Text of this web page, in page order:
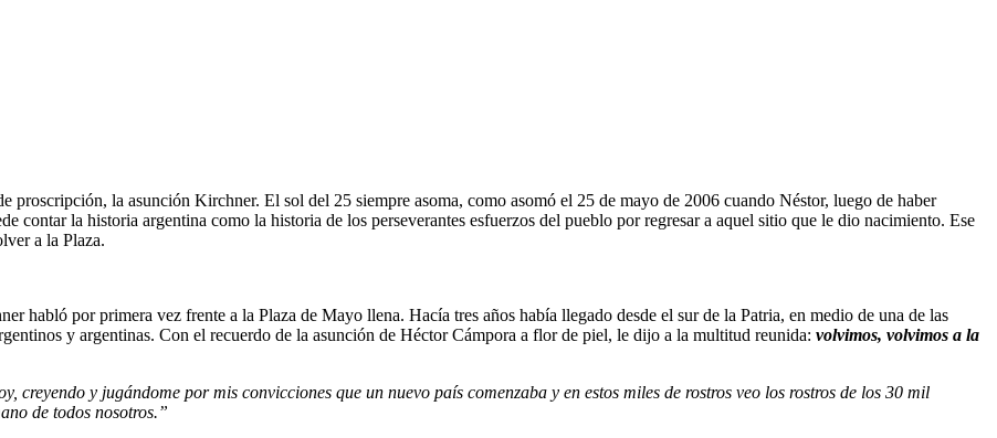
la asunción Kirchner. El sol del 25 siempre asoma, como asomó el 25 de mayo de 2006 cuando Néstor, luego de haber
contar la historia argentina como la historia de los perseverantes esfuerzos del pueblo por regresar a aquel sitio que le dio nacimiento. Ese
a la Plaza.
habló por primera vez frente a la Plaza de Mayo llena. Hacía tres años había llegado desde el sur de la Patria, en medio de una de las
y argentinas. Con el recuerdo de la asunción de Héctor Cámpora a flor de piel, le dijo a la multitud reunida: volvimos, volvimos a la
creyendo y jugándome por mis convicciones que un nuevo país comenzaba y en estos miles de rostros veo los rostros de los 30 mil
de todos nosotros.”